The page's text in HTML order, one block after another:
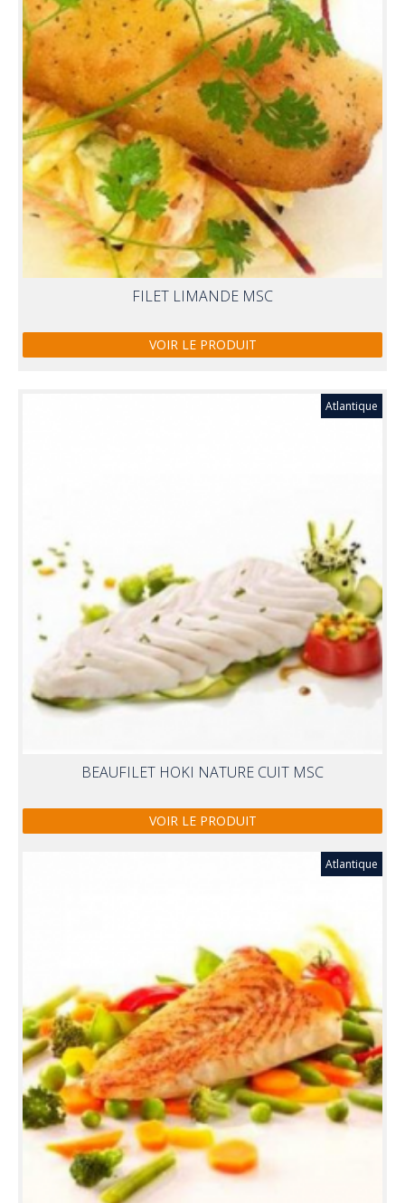
FILET LIMANDE MSC
VOIR LE PRODUIT
Atlantique
BEAUFILET HOKI NATURE CUIT MSC
VOIR LE PRODUIT
Atlantique